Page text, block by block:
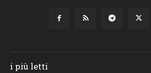
i più letti